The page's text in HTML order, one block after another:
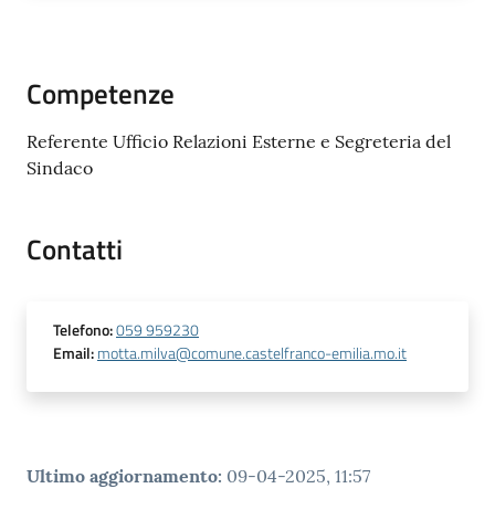
Competenze
Referente Ufficio Relazioni Esterne e Segreteria del
Sindaco
Contatti
Telefono:059 959230
Email:motta.milva@comune.castelfranco-emilia.mo.it
Ultimo aggiornamento: 09-04-2025, 11:57